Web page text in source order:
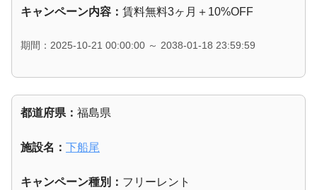
キャンペーン内容： 賃料無料3ヶ月＋10%OFF
期間：2025-10-21 00:00:00 ～ 2038-01-18 23:59:59
都道府県： 福島県
施設名： 下船尾
キャンペーン種別： フリーレント